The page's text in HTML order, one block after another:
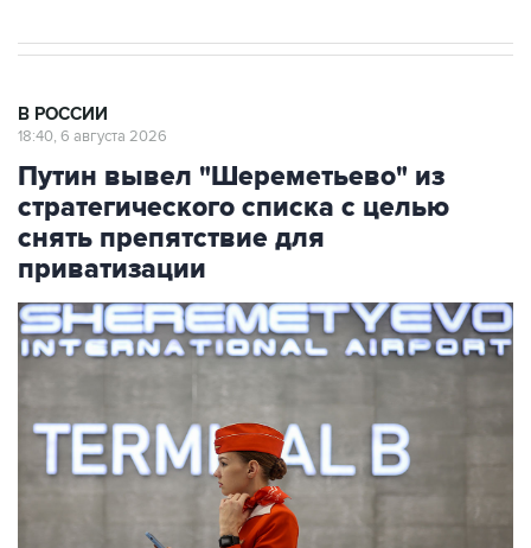
В РОССИИ
18:40, 6 августа 2026
Путин вывел "Шереметьево" из
стратегического списка с целью
снять препятствие для
приватизации